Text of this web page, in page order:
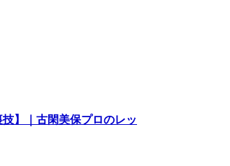
】｜古閑美保プロのレッ